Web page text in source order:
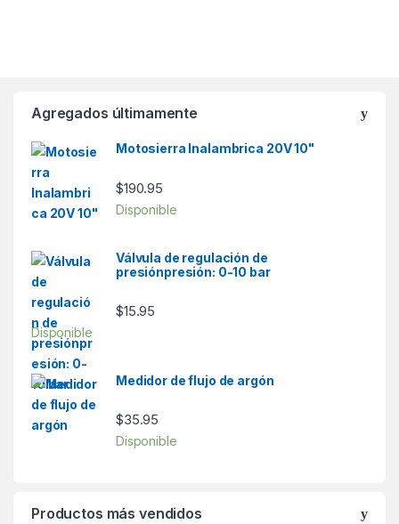
Agregados últimamente
Motosierra Inalambrica 20V 10"
$190.95
Disponible
Válvula de regulación de
presiónpresión: 0-10 bar
$15.95
Disponible
Medidor de flujo de argón
$35.95
Disponible
Productos más vendidos